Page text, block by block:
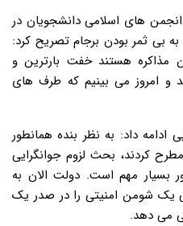
های اسلامی دانشجویان در
بی ثمر بودن برجام تصریح کرد:
مذاکره هستند خفت بارترین و
و امروز می بینیم که طرف های
ادامه داد: به نظر بنده همانطور
کردند، بحث لزوم جوانگرایی
بسیار مهم است. دولت الان به
یک شومن امنیتی را در صدر یک
می دهد.